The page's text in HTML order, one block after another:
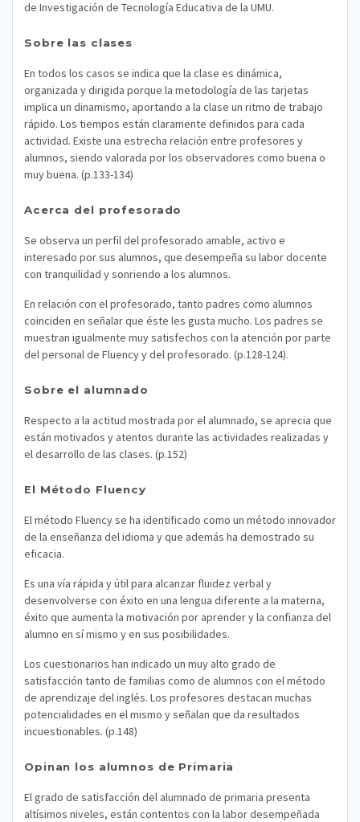
de Investigación de Tecnología Educativa de la UMU.
Sobre las clases
En todos los casos se indica que la clase es dinámica,
organizada y dirigida porque la metodología de las tarjetas
implica un dinamismo, aportando a la clase un ritmo de trabajo
rápido. Los tiempos están claramente definidos para cada
actividad. Existe una estrecha relación entre profesores y
alumnos, siendo valorada por los observadores como buena o
muy buena. (p.133-134)
Acerca del profesorado
Se observa un perfil del profesorado amable, activo e
interesado por sus alumnos, que desempeña su labor docente
con tranquilidad y sonriendo a los alumnos.
En relación con el profesorado, tanto padres como alumnos
coinciden en señalar que éste les gusta mucho. Los padres se
muestran igualmente muy satisfechos con la atención por parte
del personal de Fluency y del profesorado. (p.128-124).
Sobre el alumnado
Respecto a la actitud mostrada por el alumnado, se aprecia que
están motivados y atentos durante las actividades realizadas y
el desarrollo de las clases. (p.152)
El Método Fluency
El método Fluency se ha identificado como un método innovador
de la enseñanza del idioma y que además ha demostrado su
eficacia.
Es una vía rápida y útil para alcanzar fluidez verbal y
desenvolverse con éxito en una lengua diferente a la materna,
éxito que aumenta la motivación por aprender y la confianza del
alumno en sí mismo y en sus posibilidades.
Los cuestionarios han indicado un muy alto grado de
satisfacción tanto de familias como de alumnos con el método
de aprendizaje del inglés. Los profesores destacan muchas
potencialidades en el mismo y señalan que da resultados
incuestionables. (p.148)
Opinan los alumnos de Primaria
El grado de satisfacción del alumnado de primaria presenta
altísimos niveles, están contentos con la labor desempeñada